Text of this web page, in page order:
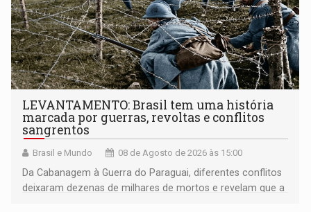
LEVANTAMENTO: Brasil tem uma história
marcada por guerras, revoltas e conflitos
sangrentos
Brasil e Mundo 08 de Agosto de 2026 às 15:00
Da Cabanagem à Guerra do Paraguai, diferentes conflitos
deixaram dezenas de milhares de mortos e revelam que a